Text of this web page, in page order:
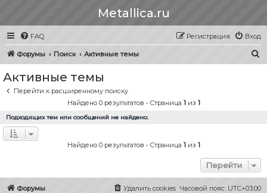
Metallica.ru
FAQ Вход
Регистрация
Форумы Поиск Активные темы
Активные темы
Перейти к расширенному поиску
Найдено 0 результатов • Страница 1из 1
Подходящих тем или сообщений не найдено.
Найдено 0 результатов • Страница 1из 1
Перейти
Форумы Часовой пояс: UTC+03:00
Удалить cookies